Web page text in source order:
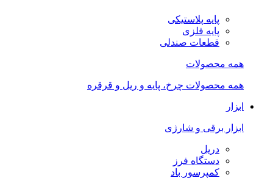
پایه پلاستیکی
پایه فلزی
قطعات صندلی
همه محصولات
همه محصولات چرخ، پایه و ریل و قرقره
ابزار
ابزار برقی و شارژی
دریل
دستگاه فرز
کمپرسور باد